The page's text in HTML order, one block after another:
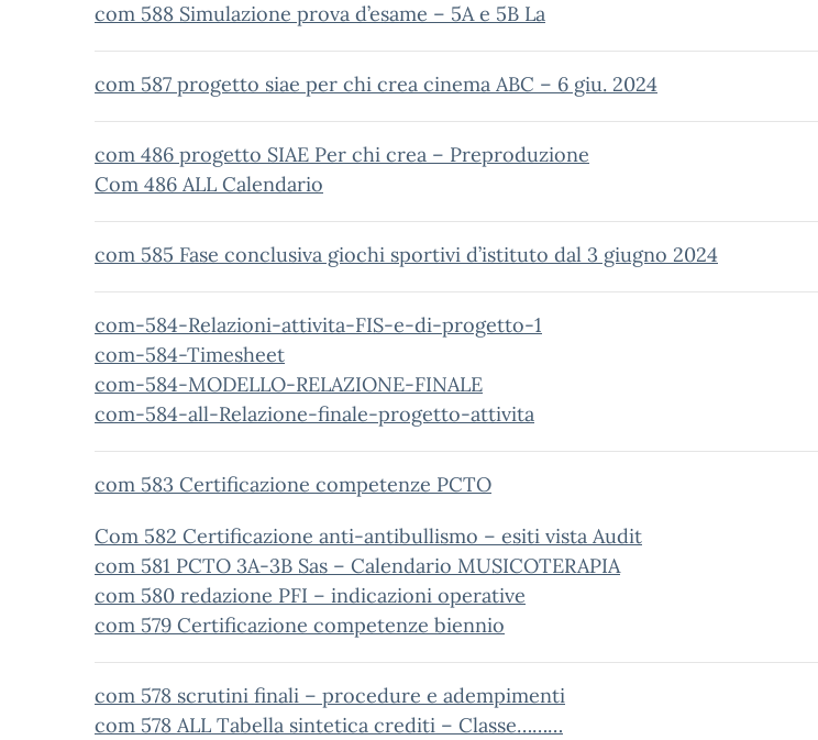
com 588 Simulazione prova d’esame – 5A e 5B La
com 587 progetto siae per chi crea cinema ABC – 6 giu. 2024
com 486 progetto SIAE Per chi crea – Preproduzione
Com 486 ALL Calendario
com 585 Fase conclusiva giochi sportivi d’istituto dal 3 giugno 2024
com-584-Relazioni-attivita-FIS-e-di-progetto-1
com-584-Timesheet
com-584-MODELLO-RELAZIONE-FINALE
com-584-all-Relazione-finale-progetto-attivita
com 583 Certificazione competenze PCTO
Com 582 Certificazione anti-antibullismo – esiti vista Audit
com 581 PCTO 3A-3B Sas – Calendario MUSICOTERAPIA
com 580 redazione PFI – indicazioni operative
com 579 Certificazione competenze biennio
com 578 scrutini finali – procedure e adempimenti
com 578 ALL Tabella sintetica crediti – Classe………